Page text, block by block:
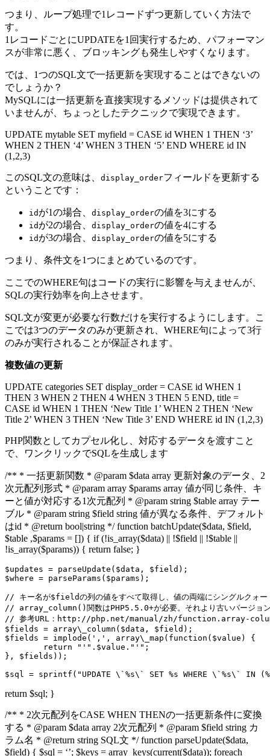
つまり、ループ処理で1レコードずつ更新していく方法で
す。
1レコードごとにUPDATEを1回実行するため、パフォーマン
スが非常に悪く、ブロッキングも発生しやすくなります。
では、1つのSQL文で一括更新を実現することはできないの
でしょうか？
MySQLには一括更新を直接実現するメソッドは提供されて
いませんが、ちょっとしたテクニックで実現できます。
UPDATE mytable SET myfield = CASE id WHEN 1 THEN ‘3’
WHEN 2 THEN ‘4’ WHEN 3 THEN ‘5’ END WHERE id IN
(1,2,3)
このSQL文の意味は、 display_orderフィールドを更新する
ということです：
id が1の場合、 display_orderの値を3にする
id が2の場合、 display_orderの値を4にする
id が3の場合、 display_orderの値を5にする
つまり、条件文を1つにまとめているのです。
ここでのWHERE句はコードの実行に影響を与えませんが、
SQLの実行効率を向上させます。
SQL文が変更が必要な行数だけを実行するようにします。こ
こでは3つのデータのみが更新され、WHERE句によって3行
のみが実行されることが保証されます。
複数値の更新
UPDATE categories SET display_order = CASE id WHEN 1
THEN 3 WHEN 2 THEN 4 WHEN 3 THEN 5 END, title =
CASE id WHEN 1 THEN ‘New Title 1’ WHEN 2 THEN ‘New
Title 2’ WHEN 3 THEN ‘New Title 3’ END WHERE id IN (1,2,3)
PHP関数としてカプセル化し、対応するデータを渡すこと
で、ワンクリックでSQLを生成します
/** * 一括更新関数 * @param $data array 更新対象のデータ、2
次元配列形式 * @param array $params array 値が同じ条件、キ
ーと値が対応する1次元配列 * @param string $table array テー
ブル * @param string $field string 値が異なる条件、デフォルト
はid * @return bool|string */ function batchUpdate($data, $field,
$table ,$params = []) { if (!is_array($data) || !$field || !$table ||
!is_array($params)) { return false; }
$updates = parseUpdate($data, $field);
$where = parseParams($params);
// キー名が$fieldの列の値をすべて取得し、値の両端にシングルクォ
// array_column()関数はPHP5.5.0+が必要。それより古いバージョン
// 参考URL：http://php.net/manual/zh/function.array-
$fields = array\_column($data, $field);
$fields = implode(',', array\_map(function($value) {
}, $fields));
return $sql; }
/** * 2次元配列をCASE WHEN THENの一括更新条件に変換
する * @param $data array 2次元配列 * @param $field string カ
ラム名 * @return string SQL文 */ function parseUpdate($data,
$field) { $sql = ‘’; $keys = array_keys(current($data)); foreach